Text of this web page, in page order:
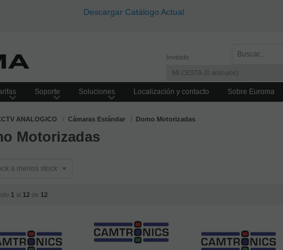
Descargar Catálogo Actual
Invitado
MI CESTA 0 artículos
Soporte Soluciones Localización y contacto Sobre Euroma
ANALOGICO Cámaras Estándar Domo Motorizadas
Motorizadas
1 al 12 de 12